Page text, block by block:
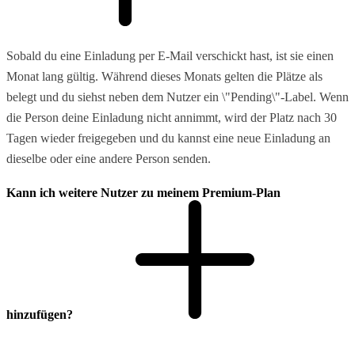
Sobald du eine Einladung per E-Mail verschickt hast, ist sie einen
Monat lang gültig. Während dieses Monats gelten die Plätze als
belegt und du siehst neben dem Nutzer ein \"Pending\"-Label. Wenn
die Person deine Einladung nicht annimmt, wird der Platz nach 30
Tagen wieder freigegeben und du kannst eine neue Einladung an
dieselbe oder eine andere Person senden.
Kann ich weitere Nutzer zu meinem Premium-Plan
hinzufügen?